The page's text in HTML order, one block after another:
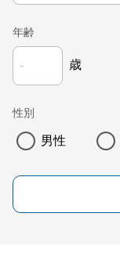
年齢
歳
性別
男性